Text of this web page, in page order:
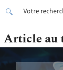
Article au